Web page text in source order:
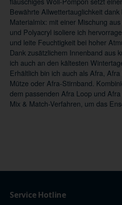
Bewährte Allwettertauglichkeit
Materialmix: mit einer Mischung
und Polyacryl isoliere ich
und leite Feuchtigkeit bei hoher
Dank zusätzlichem Innenband aus
ich auch an den kältesten
Erhältlich bin ich auch als Afra,
Mütze oder Afra-Stirnband.
dem passenden Afra Loop und
Mix & Match-Verfahren, um das
Service Hotline